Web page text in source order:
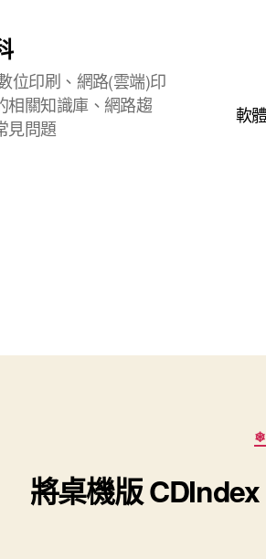
位印刷、網路(雲端)印
相關知識庫、網路趨
見問題
軟
將桌機版